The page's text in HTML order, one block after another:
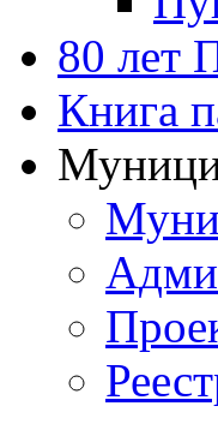
80 лет
Книга